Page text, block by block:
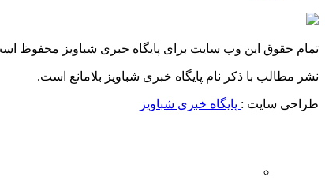
تمام حقوق این وب سایت برای پایگاه خبری شباویز محفوظ
نشر مطالب با ذکر نام پایگاه خبری شباویز بلامانع است.
طراحی سایت : پایگاه خبری شباویز